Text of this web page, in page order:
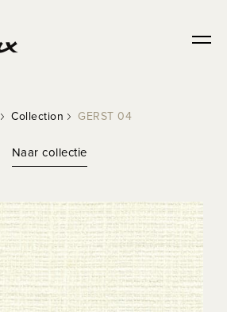
Collection GERST 04
Naar collectie